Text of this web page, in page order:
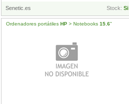
Senetic.es Stock: Si
Ordenadores portátiles HP > Notebooks 15 6"